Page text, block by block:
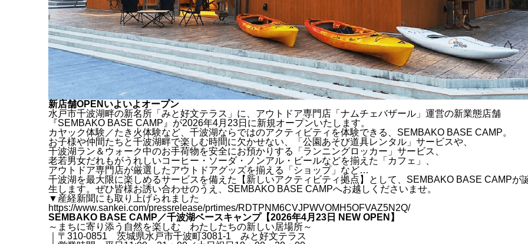
新店舗OPENいよいよオープン
水戸市千波湖畔の新名所「みと好文テラス」に、アウトドア専門店「ナムチェバザール」運営の新業態店舗
『SEMBAKO BASE CAMP』が2026年4月23日に新規オープンいたします。
カヤック体験／たき火体験など、千波湖ならではのアクティビティを体験できる、SEMBAKO BASE CAMP。
お子様や仲間たちと千波湖畔で楽しむ時間に欠かせない、「 公園あそび道具レンタル 」サービスや、
千波湖ラン＆ウォーク中のお手荷物を安全にお預かりする「 ランニングロッカー 」サービス、
老若男女だれもがうれしいコーヒー・ソーダ・ノンアル・ビールなどを揃えた「 カフェ 」、
アウトドア専門店が厳選したアウトドアグッズを揃える「 ショップ」など…
千波湖を最大限に楽しめるサービスを備えた【新しいアクティビティ拠点】として、SEMBAKO BASE CAMPが
生します。ぜひ皆様お誘い合わせのうえ、SEMBAKO BASE CAMPへお越しくださいませ。
▼産経新聞にも取り上げられました
https://www.sankei.com/pressrelease/prtimes/RDTPNM6CVJPWVOMH5OFVAZ5N2Q/
SEMBAKO BASE CAMP／千波湖ベースキャンプ【2026年4月23日 NEW OPEN】
～まちに寄り添う自然を楽しむ わたしたちの新しい居場所～
｜〒310-0851 茨城県水戸市千波町3081-1 みと好文テラス